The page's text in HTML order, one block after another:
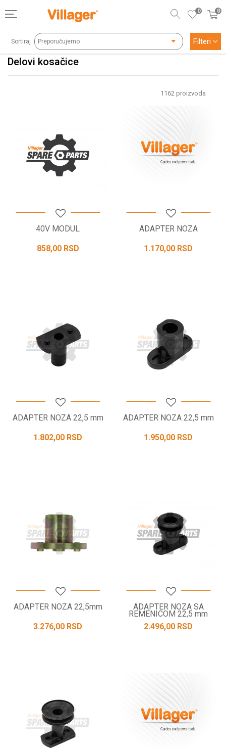
0
0
Delovi kosačice
Sortiraj Filteri
1162 proizvoda
40V MODUL
858,00 RSD
ADAPTER NOZA
1.170,00 RSD
ADAPTER NOZA 22,5 mm
1.802,00 RSD
ADAPTER NOZA 22,5 mm
1.950,00 RSD
ADAPTER NOZA 22,5mm
3.276,00 RSD
ADAPTER NOZA SA
REMENICOM 22,5 mm
2.496,00 RSD